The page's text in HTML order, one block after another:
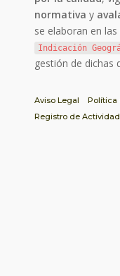
normativa y
se elaboran en
Indicación
gestión de dichas
Aviso Legal Política
Registro de